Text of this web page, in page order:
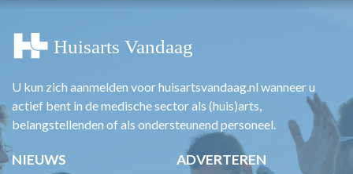
U kun zich aanmelden voor huisartsvandaag.nl wanneer u
actief bent in de medische sector als (huis)arts,
belangstellenden of als ondersteunend personeel.
NIEUWS
ADVERTEREN